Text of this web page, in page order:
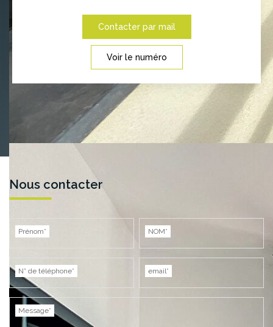
Contacter par mail
Voir le numéro
Nous contacter
Prénom* NOM*
N° de téléphone* email*
Message*